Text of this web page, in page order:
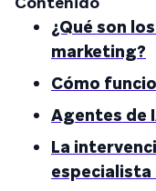
¿Qué son
marketing?
Cómo
Agentes de
La
especialista